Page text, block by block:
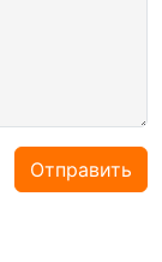
Отправить